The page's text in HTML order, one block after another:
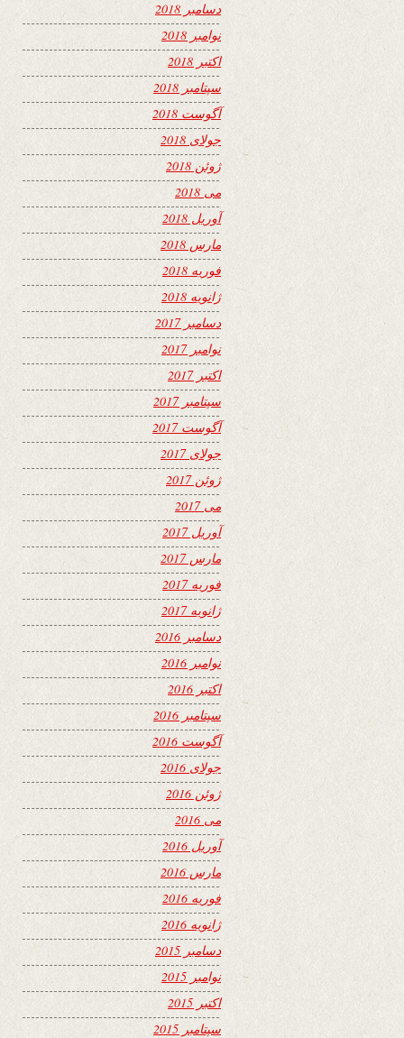
دسامبر 2018
نوامبر 2018
اکتبر 2018
سپتامبر 2018
آگوست 2018
جولای 2018
ژوئن 2018
می 2018
آوریل 2018
مارس 2018
فوریه 2018
ژانویه 2018
دسامبر 2017
نوامبر 2017
اکتبر 2017
سپتامبر 2017
آگوست 2017
جولای 2017
ژوئن 2017
می 2017
آوریل 2017
مارس 2017
فوریه 2017
ژانویه 2017
دسامبر 2016
نوامبر 2016
اکتبر 2016
سپتامبر 2016
آگوست 2016
جولای 2016
ژوئن 2016
می 2016
آوریل 2016
مارس 2016
فوریه 2016
ژانویه 2016
دسامبر 2015
نوامبر 2015
اکتبر 2015
سپتامبر 2015